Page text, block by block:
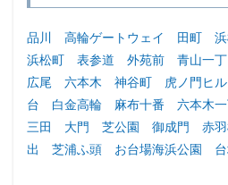
品川 高輪ゲートウェイ 田町
浜松町
表参道 外苑前 青山一
広尾
六本木 神谷町 虎ノ門ヒ
台
白金高輪 麻布十番 六本木
三田
大門 芝公園 御成門 赤
出
芝浦ふ頭 お台場海浜公園